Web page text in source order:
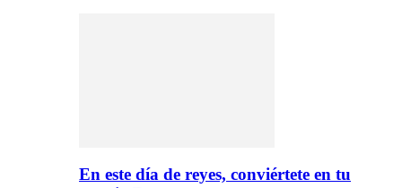
En este día de reyes, conviértete en tu